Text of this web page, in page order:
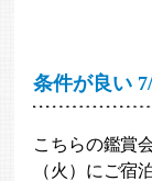
条件が良い
こちらの鑑賞
（火）にご宿